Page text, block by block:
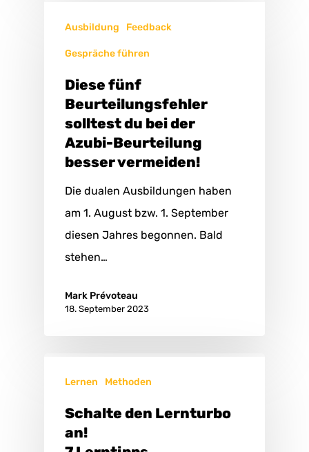
Ausbildung Feedback
Gespräche führen
Diese fünf
Beurteilungsfehler
solltest du bei der
Azubi-Beurteilung
besser vermeiden!
Die dualen Ausbildungen haben
am 1. August bzw. 1. September
diesen Jahres begonnen. Bald
stehen…
Mark Prévoteau
18. September 2023
Lernen Methoden
Schalte den Lernturbo
an!